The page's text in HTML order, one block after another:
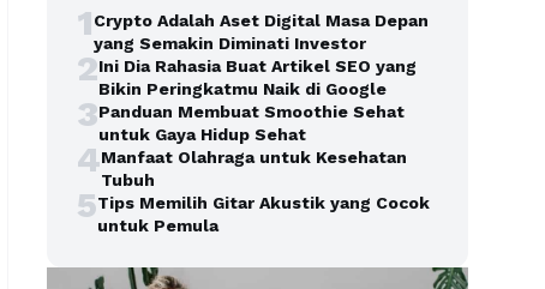
1Crypto Adalah Aset Digital Masa Depan
yang Semakin Diminati Investor
2Ini Dia Rahasia Buat Artikel SEO yang
Bikin Peringkatmu Naik di Google
3Panduan Membuat Smoothie Sehat
untuk Gaya Hidup Sehat
4Manfaat Olahraga untuk Kesehatan
Tubuh
5Tips Memilih Gitar Akustik yang Cocok
untuk Pemula